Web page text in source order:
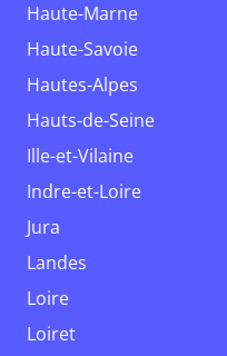
Haute-Marne
Haute-Savoie
Hautes-Alpes
Hauts-de-Seine
Ille-et-Vilaine
Indre-et-Loire
Jura
Landes
Loire
Loiret